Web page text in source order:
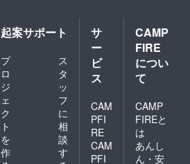
起案サポート
プ
ロ
ジ
ェ
ク
ト
を
作
ス
タ
ッ
フ
に
相
談
す
サ
ー
ビ
ス
CAM
PFI
RE
CAM
PFI
CAMP
FIRE
につい
て
CAMP
FIREと
は
あんし
ん・安